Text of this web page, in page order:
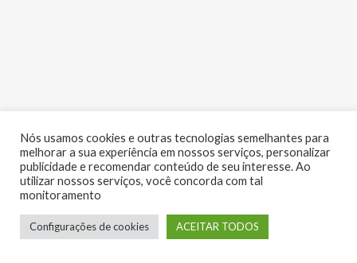
LUME EVENTOS | Copyright 2017 - Todos os direitos reservados
Nós usamos cookies e outras tecnologias semelhantes para
melhorar a sua experiência em nossos serviços, personalizar
publicidade e recomendar conteúdo de seu interesse. Ao
utilizar nossos serviços, você concorda com tal
monitoramento
Configurações de cookies ACEITAR TODOS